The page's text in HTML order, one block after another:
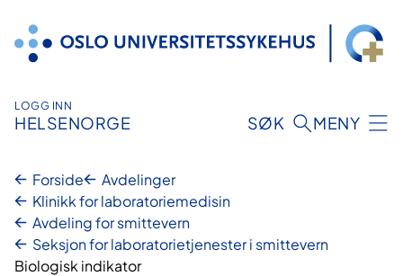
innhold
LOGG INN
HELSENORGE SØK MENY
Forside
Avdelinger
Klinikk for laboratoriemedisin
Avdeling for smittevern
Seksjon for laboratorietjenester i smittevern
Biologisk indikator